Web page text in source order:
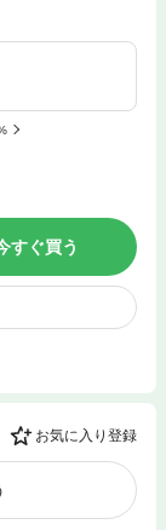
すぐ買う
お気に入り登録